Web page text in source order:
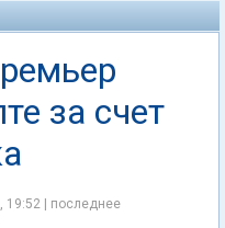
за счет
19:52 | последнее